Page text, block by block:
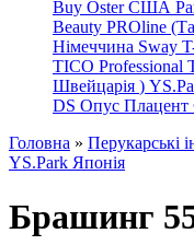
Buy Oster США
Beauty PROline
Німеччина Sway
TICO Professional
Швейцарія )
DS Опус Плацент
Головна » Перукарські
YS.Park Японія
Брашинг